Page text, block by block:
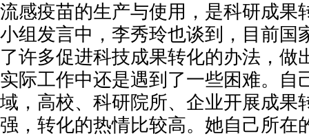
流感疫苗的生产与使用，是科研成果
小组发言中，李秀玲也谈到，目前国
了许多促进科技成果转化的办法，做
实际工作中还是遇到了一些困难。自
域，高校、科研院所、企业开展成果
强，转化的热情比较高。她自己所在